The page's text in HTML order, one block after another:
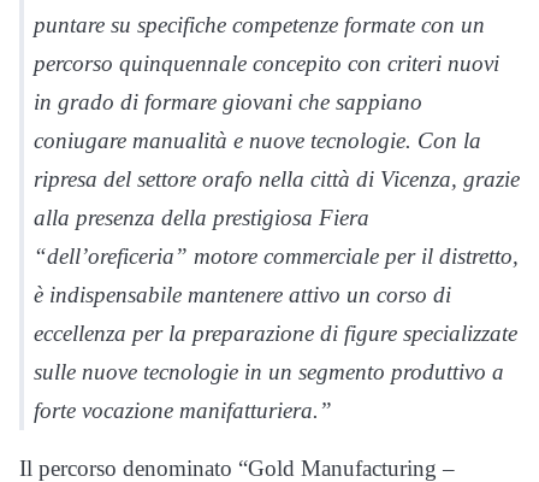
puntare su specifiche competenze formate con un
percorso quinquennale concepito con criteri nuovi
in grado di formare giovani che sappiano
coniugare manualità e nuove tecnologie. Con la
ripresa del settore orafo nella città di Vicenza, grazie
alla presenza della prestigiosa Fiera
“dell’oreficeria” motore commerciale per il distretto,
è indispensabile mantenere attivo un corso di
eccellenza per la preparazione di figure specializzate
sulle nuove tecnologie in un segmento produttivo a
forte vocazione manifatturiera.”
Il percorso denominato “Gold Manufacturing –